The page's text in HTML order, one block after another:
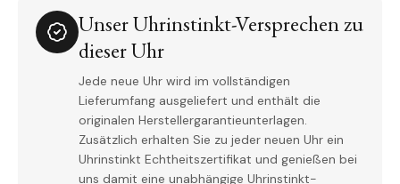
Unser Uhrinstinkt-Versprechen zu
dieser Uhr
Jede neue Uhr wird im vollständigen
Lieferumfang ausgeliefert und enthält die
originalen Herstellergarantieunterlagen.
Zusätzlich erhalten Sie zu jeder neuen Uhr ein
Uhrinstinkt Echtheitszertifikat und genießen bei
uns damit eine unabhängige Uhrinstinkt-